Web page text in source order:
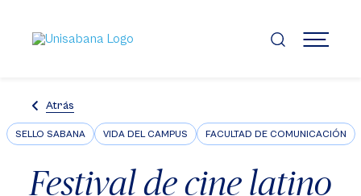
contenido
principal
MENÚ
Atrás
SELLO SABANA VIDA DEL CAMPUS FACULTAD DE COMUNICACIÓN
Festival de cine latino